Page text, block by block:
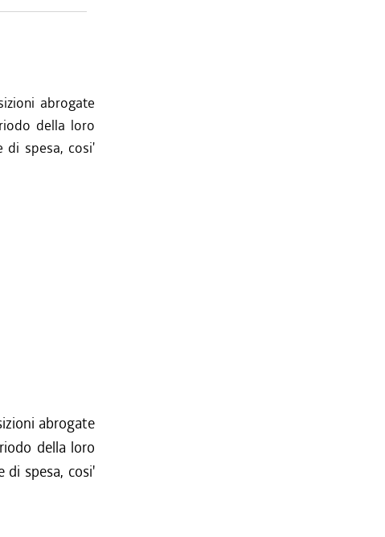
abrogate
della loro
di spesa, cosi'
abrogate
della loro
di spesa, cosi'